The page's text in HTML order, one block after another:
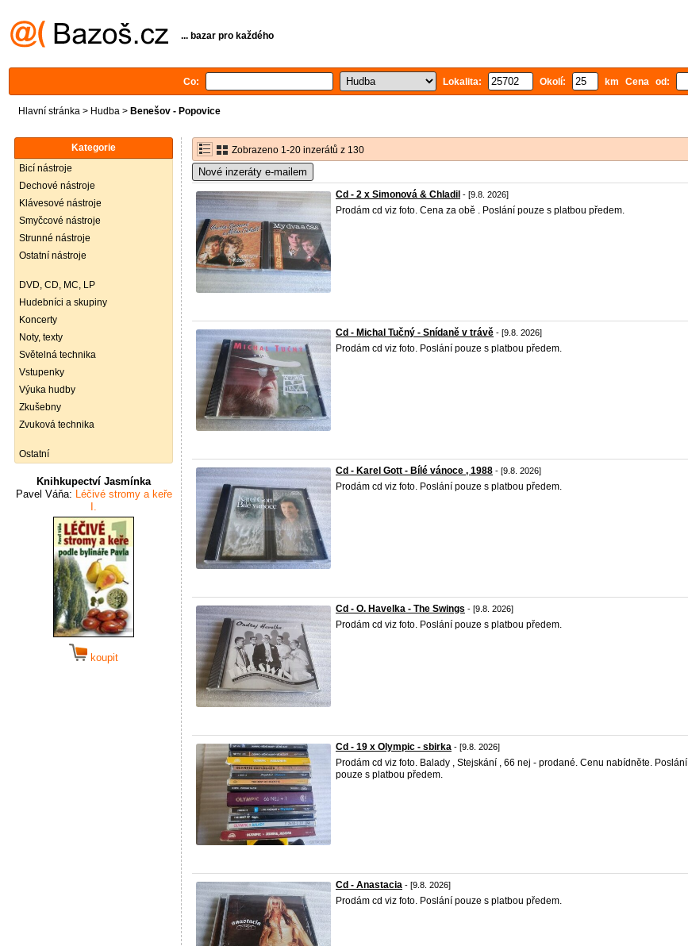
... bazar pro každého
Co: Lokalita: Okolí: km Cena od:
Hlavní stránka > Hudba > Benešov - Popovice
Kategorie
Bicí nástroje
Dechové nástroje
Klávesové nástroje
Smyčcové nástroje
Strunné nástroje
Ostatní nástroje
DVD, CD, MC, LP
Hudebníci a skupiny
Koncerty
Noty, texty
Světelná technika
Vstupenky
Výuka hudby
Zkušebny
Zvuková technika
Ostatní
Knihkupectví Jasmínka
Pavel Váňa: Léčivé stromy a keře
I.
koupit
Zobrazeno 1-20 inzerátů z 130
Nové inzeráty e-mailem
Cd - 2 x Simonová & Chladil - [9.8. 2026]
Prodám cd viz foto. Cena za obě . Poslání pouze s platbou předem.
Cd - Michal Tučný - Snídaně v trávě - [9.8. 2026]
Prodám cd viz foto. Poslání pouze s platbou předem.
Cd - Karel Gott - Bílé vánoce , 1988 - [9.8. 2026]
Prodám cd viz foto. Poslání pouze s platbou předem.
Cd - O. Havelka - The Swings - [9.8. 2026]
Prodám cd viz foto. Poslání pouze s platbou předem.
Cd - 19 x Olympic - sbirka - [9.8. 2026]
Prodám cd viz foto. Balady , Stejskání , 66 nej - prodané. Cenu nabídněte. Poslání
pouze s platbou předem.
Cd - Anastacia - [9.8. 2026]
Prodám cd viz foto. Poslání pouze s platbou předem.